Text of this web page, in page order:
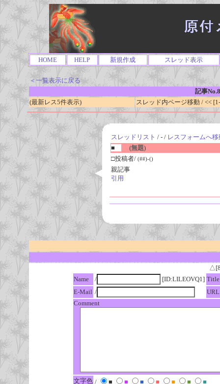
HOME HELP 新規作成 スレッド表示
＜一覧表示に戻る
記事
(最新レス5件表示)
スレッド内ページ移動 / <<
スレッドリスト / - / レスフォームへ移
■
(無題)
□投稿者/ (##)-()
親記事
引用
Name
/ [ID:LILEOVQ1] Title
E-Mail /
URL
Comment
文字色 / ■ ■ ■ ■ ■ ■
■